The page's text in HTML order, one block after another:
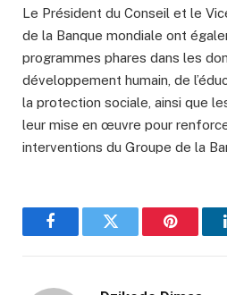
Le Président du Conseil et le
de la Banque mondiale ont
programmes phares dans les
développement humain, de
la protection sociale, ainsi que
leur mise en œuvre pour
interventions du Groupe de la
FacebookTwitter Pinterest